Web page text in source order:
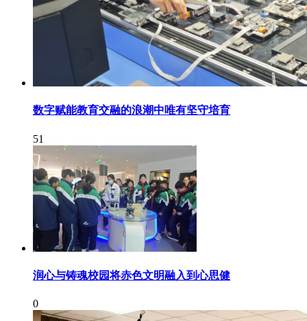
数字赋能教育交融的浪潮中唯有坚守培育
51
润心与铸魂校园将赤色文明融入到心思健
0